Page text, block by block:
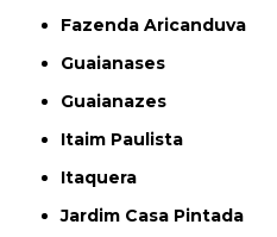
Fazenda Aricanduva
Guaianases
Guaianazes
Itaim Paulista
Itaquera
Jardim Casa Pintada